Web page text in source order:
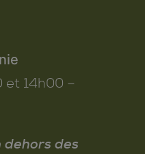
et 14h00 –
dehors des